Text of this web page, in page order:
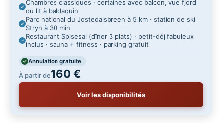
Chambres classiques · certaines avec balcon, vue fjord
ou lit à baldaquin
Parc national du Jostedalsbreen à 5 km · station de ski
Stryn à 30 min
Restaurant Spisesal (dîner 3 plats) · petit-déj fabuleux
inclus · sauna + fitness · parking gratuit
Annulation gratuite
À partir de160 €
Voir les disponibilités